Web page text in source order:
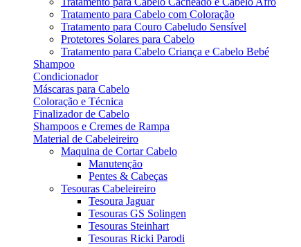
Tratamento para Cabelo com Coloração
Tratamento para Couro Cabeludo Sensível
Protetores Solares para Cabelo
Tratamento para Cabelo Criança e Cabelo Bebé
Shampoo
Condicionador
Máscaras para Cabelo
Coloração e Técnica
Finalizador de Cabelo
Shampoos e Cremes de Rampa
Material de Cabeleireiro
Maquina de Cortar Cabelo
Manutenção
Pentes & Cabeças
Tesouras Cabeleireiro
Tesoura Jaguar
Tesouras GS Solingen
Tesouras Steinhart
Tesouras Ricki Parodi